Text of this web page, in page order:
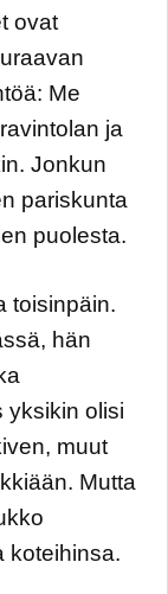
ovat
Me
ja
Jonkun
pariskunta
puolesta.
toisinpäin.
hän
yksikin olisi
muut
Mutta
koteihinsa.